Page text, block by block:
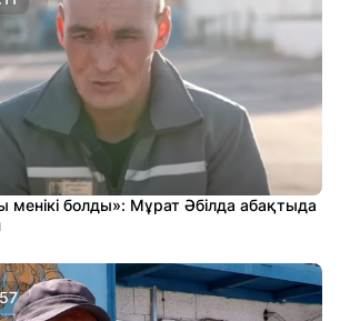
менікі болды»: Мұрат Әбілда абақтыда